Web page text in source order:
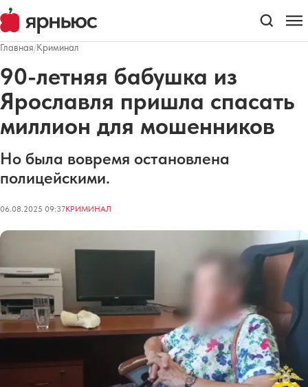
Главная/Криминал
90-летняя бабушка из
Ярославля пришла спасать
миллион для мошенников
Но была вовремя остановлена
полицейскими.
06.08.2025 09:37КРИМИНАЛ